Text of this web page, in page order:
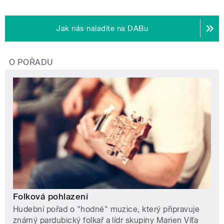
Jak nás naladíte na DABu
O POŘADU
Folková pohlazení
Hudební pořad o "hodné" muzice, který připravuje
známý pardubický folkař a lídr skupiny Marien Víťa